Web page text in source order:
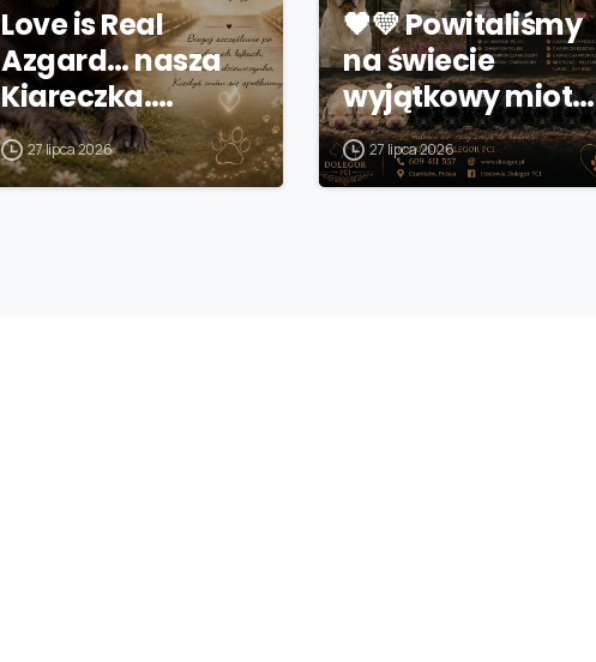
Love is Real
Azgard… nasza
Kiareczka.…
27 lipca 2026
🖤💛 Powitaliśmy
na świecie
wyjątkowy miot…
27 lipca 2026